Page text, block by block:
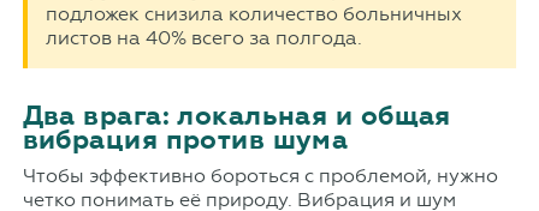
подложек снизила количество больничных
листов на 40% всего за полгода.
Два врага: локальная и общая
вибрация против шума
Чтобы эффективно бороться с проблемой, нужно
четко понимать её природу. Вибрация и шум